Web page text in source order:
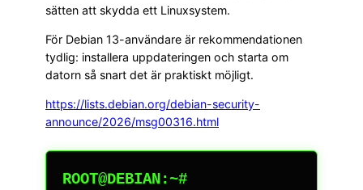
sätten att skydda ett Linuxsystem.
För Debian 13-användare är rekommendationen
tydlig: installera uppdateringen och starta om
datorn så snart det är praktiskt möjligt.
https://lists.debian.org/debian-security-
announce/2026/msg00316.html
ROOT@DEBIAN:~#